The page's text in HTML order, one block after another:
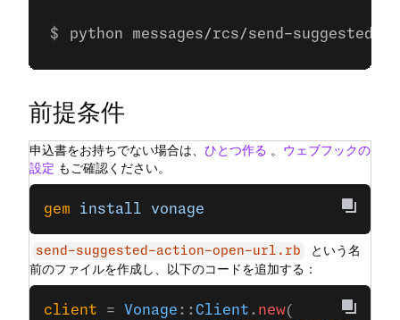
python messages/rcs/send-suggested-
前提条件
申込書をお持ちでない場合は、 ひとつ作る 。 ウェブフックの
設定 もご確認ください。
gem install vonage
send-suggested-action-open-url.rb
という名
前のファイルを作成し、以下のコードを追加する：
client = Vonage ::Client . new(